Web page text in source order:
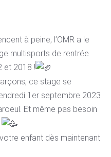
à peine, l’OMR a le
multisports de rentrée
et 2018 !
ce stage se
1er septembre 2023
Et même pas besoin
enfant dès maintenant